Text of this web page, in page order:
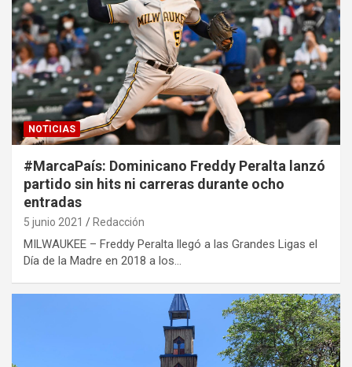
NOTICIAS
#MarcaPaís: Dominicano Freddy Peralta lanzó
partido sin hits ni carreras durante ocho
entradas
5 junio 2021 Redacción
MILWAUKEE – Freddy Peralta llegó a las Grandes Ligas el
Día de la Madre en 2018 a los…